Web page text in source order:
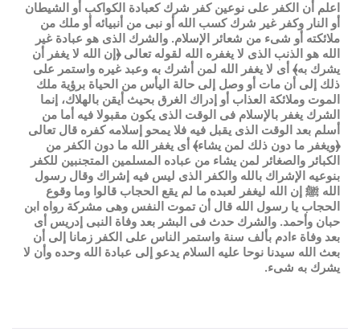
اعلم أن الكفر على نوعين كفر شرك كعبادة الكواكب أو الشيطان
أو النار وكفر غير شرك كسب الله أو نبى من أنبيائه أو ملك من
ملائكته أو شىء من شعائر الإسلام. والشرك الذى هو عبادة غير
الله هو الذنب الذى لا يغفره الله لقوله تعالى ﴿إن الله لا يغفر أن
يشرك به﴾ أى لا يغفر الله لمن أشرك به وعبد غيره واستمر على
ذلك إلى أن مات أو وصل إلى حالة اليأس من الحياة برؤية ملك
الموت وملائكة العذاب أو إدراك الغرق بحيث أيقن بالهلاك، إنما
الشرك يغفر بالإسلام فى الوقت الذى يكون مقبولا فيه أما من
أسلم بعد الوقت الذى يقبل فيه فلا يمحو إسلامه كفره قال تعالى
﴿ويغفر ما دون ذلك لمن يشاء﴾ أى يغفر الله ما دون الكفر من
الكبائر والصغائر لمن يشاء من عباده المسلمين المتجنبين للكفر
بنوعيه الإشراك بالله والكفر الذى ليس فيه إشراك وقال رسول
الله ﷺ إن الله ليغفر لعبده ما لم يقع الحجاب قالوا وما وقوع
الحجاب يا رسول الله قال أن تموت النفس وهى مشركة رواه ابن
حبان وأحمد. والشرك حدث فى البشر بعد وفاة النبى إدريس أى
بعد وفاة ءادم بألف سنة واستمر الناس على الكفر زمانا إلى أن
بعث الله سيدنا نوحا عليه السلام يدعو إلى عبادة الله وحده وأن لا
يشرك به شىء.